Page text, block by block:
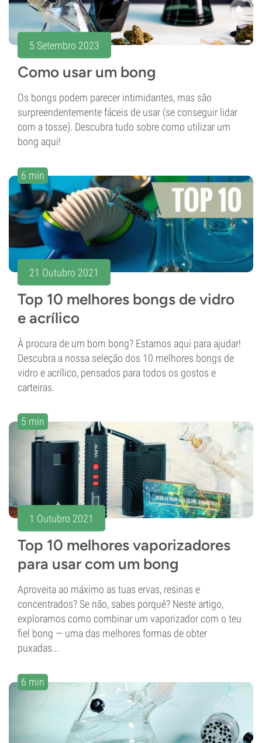
5 Setembro 2023
Como usar um bong
Os bongs podem parecer intimidantes, mas são
surpreendentemente fáceis de usar (se conseguir lidar
com a tosse). Descubra tudo sobre como utilizar um
bong aqui!
6 min
21 Outubro 2021
Top 10 melhores bongs de vidro
e acrílico
À procura de um bom bong? Estamos aqui para ajudar!
Descubra a nossa seleção dos 10 melhores bongs de
vidro e acrílico, pensados para todos os gostos e
carteiras.
5 min
1 Outubro 2021
Top 10 melhores vaporizadores
para usar com um bong
Aproveita ao máximo as tuas ervas, resinas e
concentrados? Se não, sabes porquê? Neste artigo,
exploramos como combinar um vaporizador com o teu
fiel bong — uma das melhores formas de obter
puxadas...
6 min